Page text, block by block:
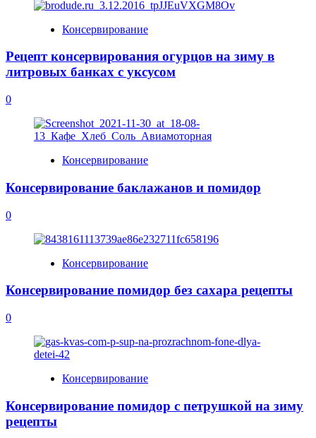
Консервирование
Рецепт консервирования огурцов на зиму в
литровых банках с уксусом
0
Консервирование
Консервирование баклажанов и помидор
0
Консервирование
Консервирование помидор без сахара рецепты
0
Консервирование
Консервирование помидор с петрушкой на зиму
рецепты